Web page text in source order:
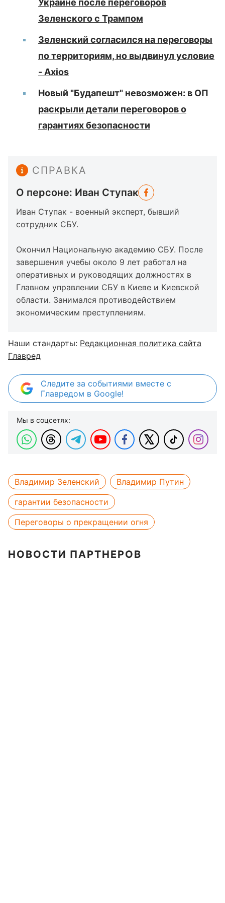
Украине после переговоров
Зеленского с Трампом
Зеленский согласился на переговоры
по территориям, но выдвинул условие
- Axios
Новый "Будапешт" невозможен: в ОП
раскрыли детали переговоров о
гарантиях безопасности
СПРАВКА
О персоне: Иван Ступак
Иван Ступак - военный эксперт, бывший
сотрудник СБУ.
Окончил Национальную академию СБУ. После
завершения учебы около 9 лет работал на
оперативных и руководящих должностях в
Главном управлении СБУ в Киеве и Киевской
области. Занимался противодействием
экономическим преступлениям.
Наши стандарты: Редакционная политика сайта
Главред
Следите за событиями вместе с
Главредом в Google!
Мы в соцсетях:
Владимир Зеленский
Владимир Путин
гарантии безопасности
Переговоры о прекращении огня
НОВОСТИ ПАРТНЕРОВ